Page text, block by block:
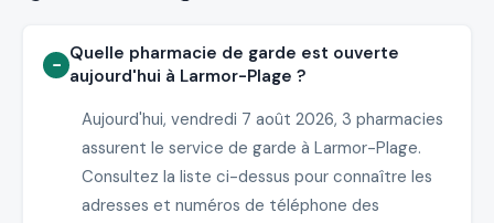
Quelle pharmacie de garde est ouverte
aujourd'hui à Larmor-Plage ?
Aujourd'hui, vendredi 7 août 2026, 3 pharmacies
assurent le service de garde à Larmor-Plage.
Consultez la liste ci-dessus pour connaître les
adresses et numéros de téléphone des